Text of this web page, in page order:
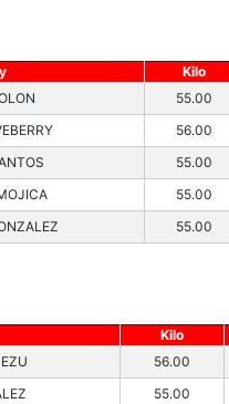
Kilo
55.00
56.00
55.00
55.00
55.00
Kilo
56.00
55.00